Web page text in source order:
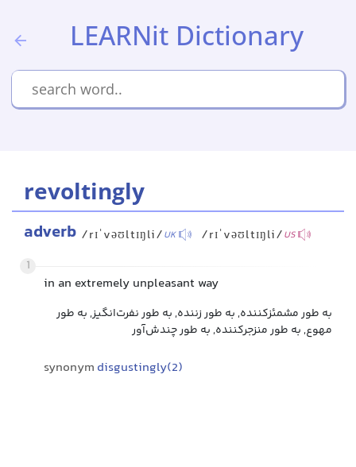
LEARNit Dictionary
revoltingly
adverb /rɪˈvəʊltɪŋli/UK /rɪˈvəʊltɪŋli/US
1
in an extremely unpleasant way
به طور مشمئزکننده, به طور زننده, به طور نفرت‌انگیز, به طور
مهوع, به طور منزجرکننده, به طور چندش‌آور
synonym disgustingly(2)